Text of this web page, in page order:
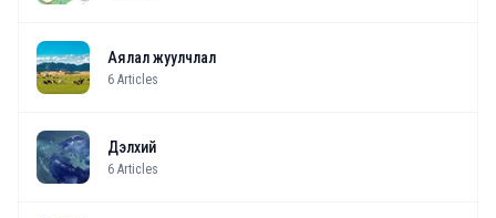
Аялал жуулчлал
6 Articles
Дэлхий
6 Articles